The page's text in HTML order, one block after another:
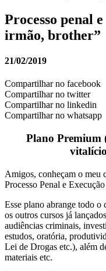
Processo penal
irmão, brother”
21/02/2019
Compartilhar no facebook
Compartilhar no twitter
Compartilhar no linkedin
Compartilhar no whatsapp
Plano Premium
Amigos, conheçam o meu
Processo Penal e
Esse plano abrange todo o
os outros cursos já
audiências criminais,
estudos, oratória,
Lei de Drogas etc.), além
materiais etc.